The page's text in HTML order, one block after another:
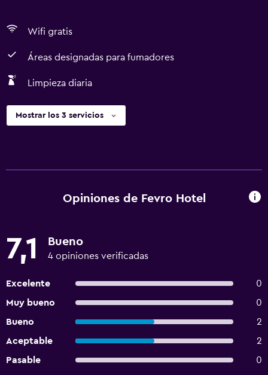
Wifi gratis
Áreas designadas para fumadores
Limpieza diaria
Mostrar los 3 servicios
Opiniones de Fevro Hotel
7,1 Bueno
4 opiniones verificadas
Excelente
0
Muy bueno
0
Bueno
2
Aceptable
2
Pasable
0